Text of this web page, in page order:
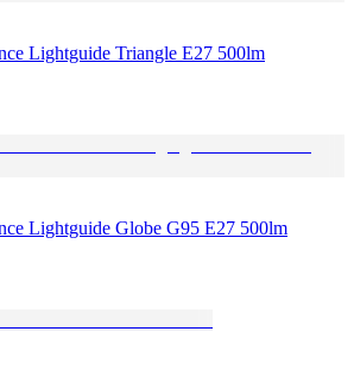
Lightguide Triangle E27 500lm
Lightguide Globe G95 E27 500lm